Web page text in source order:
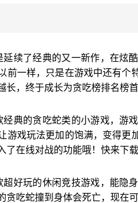
延续了经典的又一新作，在炫
前一样，只是在游戏中还有
长，终于成长为贪吃榜排名榜
经典的贪吃蛇类的小游戏，游
游戏玩法更加的饱满，变得
了在线对战的功能哦！快来下
超好玩的休闲竞技游戏，能隐
贪吃蛇撞到身体会死亡，现在